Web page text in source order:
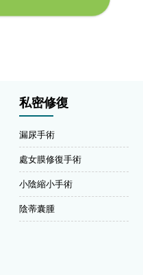
私密修復
漏尿手術
處女膜修復手術
小陰縮小手術
陰蒂囊腫